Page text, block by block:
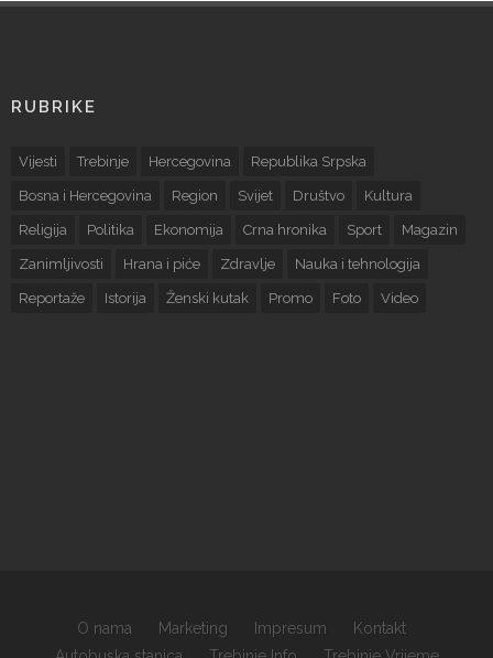
RUBRIKE
Vijesti Trebinje Hercegovina Republika Srpska
Bosna i Hercegovina Region Svijet Društvo Kultura
Religija Politika Ekonomija Crna hronika Sport Magazin
Zanimljivosti Hrana i piće Zdravlje Nauka i tehnologija
Reportaže Istorija Ženski kutak Promo Foto Video
O nama Marketing Impresum
Kontakt